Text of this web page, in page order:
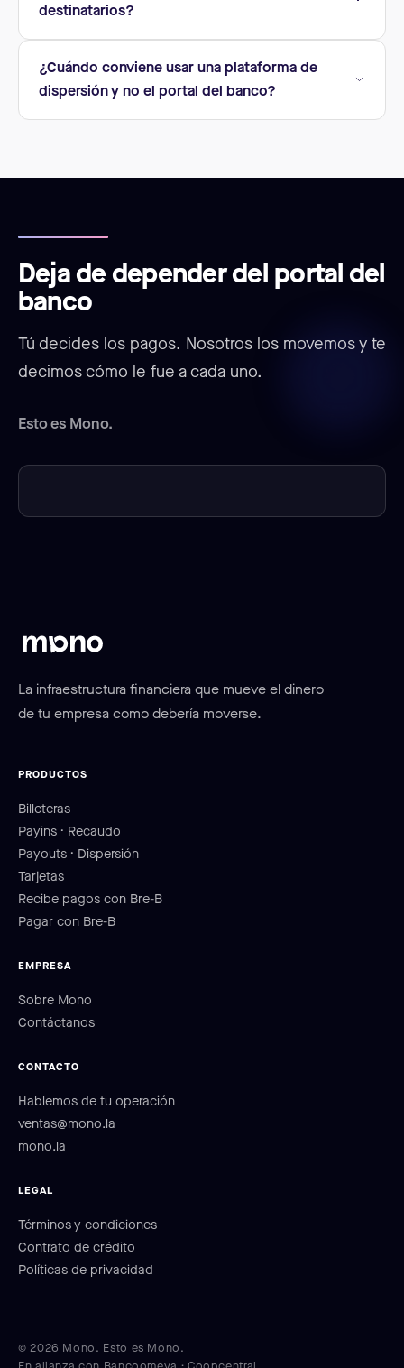
destinatarios?
¿Cuándo conviene usar una plataforma de
dispersión y no el portal del banco?
Deja de depender del portal del
banco
Tú decides los pagos. Nosotros los movemos y te
decimos cómo le fue a cada uno.
Esto es Mono.
La infraestructura financiera que mueve el dinero
de tu empresa como debería moverse.
PRODUCTOS
Billeteras
Payins · Recaudo
Payouts · Dispersión
Tarjetas
Recibe pagos con Bre-B
Pagar con Bre-B
EMPRESA
Sobre Mono
Contáctanos
CONTACTO
Hablemos de tu operación
ventas@mono.la
mono.la
LEGAL
Términos y condiciones
Contrato de crédito
Políticas de privacidad
© 2026 Mono. Esto es Mono.